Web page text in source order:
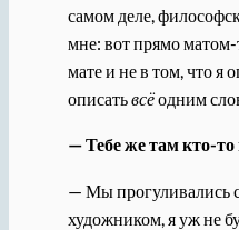
самом деле,
мне: вот прямо матом-
мате и не в том, что я
описатьвсёодним
— Тебе же там кто-то
— Мы прогуливались
художником, я уж не